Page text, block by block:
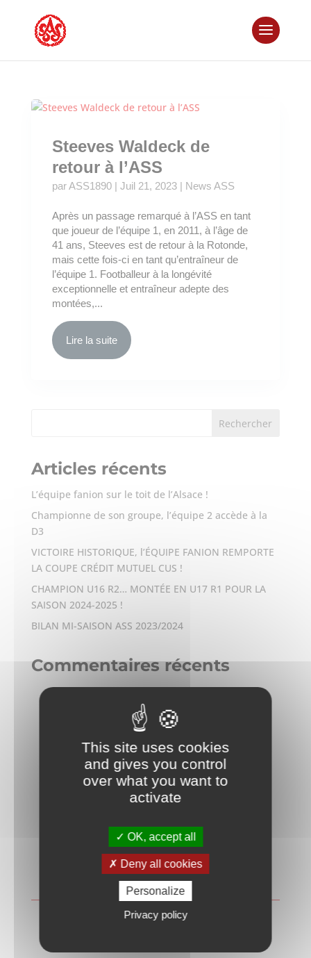
Steeves Waldeck de
retour à l’ASS
parASS1890| Juil 21, 2023| News ASS
Après un passage remarqué à l’ASS en tant
que joueur de l’équipe 1, en 2011, à l’âge de
41 ans, Steeves est de retour à la Rotonde,
mais cette fois-ci en tant qu’entraîneur de
l’équipe 1. Footballeur à la longévité
exceptionnelle et entraîneur adepte des
montées,...
Lire la suite
Articles récents
L’équipe fanion sur le toit de l’Alsace !
Championne de son groupe, l’équipe 2 accède à la
D3
VICTOIRE HISTORIQUE, l’ÉQUIPE FANION REMPORTE
LA COUPE CRÉDIT MUTUEL CUS !
CHAMPION U16 R2… MONTÉE EN U17 R1 POUR LA
SAISON 2024-2025 !
BILAN MI-SAISON ASS 2023/2024
Commentaires récents
L'ASS remercie ses
partenaires
Soutenir l'ASS
This site uses cookies
and gives you control
over what you want to
activate
OK, accept all
Deny all cookies
Personalize
Privacy policy